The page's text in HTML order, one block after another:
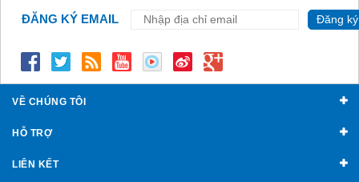
ĐĂNG KÝ EMAIL Đăng ký
VỀ CHÚNG TÔI
HỖ TRỢ
LIÊN KẾT